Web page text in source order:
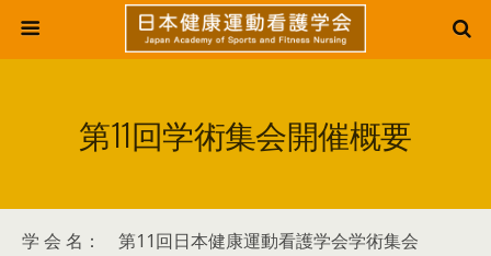
第11回学術集会開催概要
学 会 名： 第11回日本健康運動看護学会学術集会